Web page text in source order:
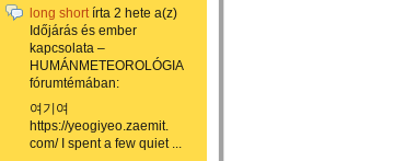
long shortírta 2 hete a(z)
Időjárás és ember
kapcsolata –
HUMÁNMETEOROLÓGIA
fórumtémában:
여기여
https://yeogiyeo.zaemit.
com/ I spent a few quiet ...